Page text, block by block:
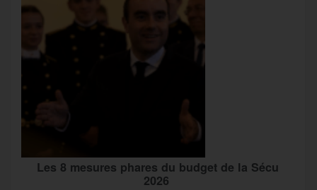
Les 8 mesures phares du budget de la Sécu
2026